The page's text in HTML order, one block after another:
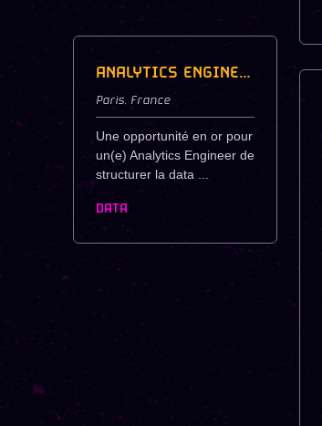
ANALYTICS ENGINEER CONFIRMÉ / SENIOR — SCALE-UP PLATEFORME MÉDIA & CREATORS
Paris, France
Une opportunité en or pour
un(e) Analytics Engineer de
structurer la data ...
DATA